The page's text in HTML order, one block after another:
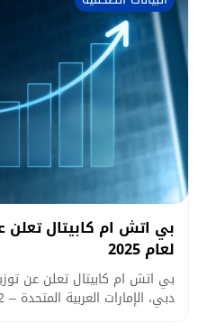
لعام 2025
دبي، الإمارات العربية المتحدة – 22 أبريل 2026: أعلنت...